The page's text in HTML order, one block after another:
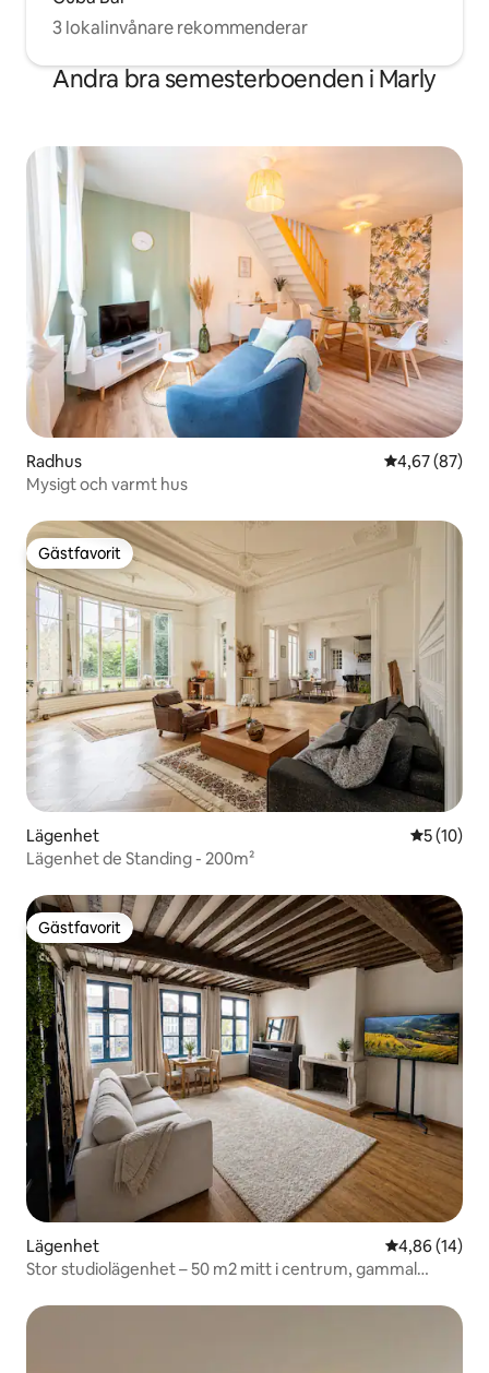
3 lokalinvånare rekommenderar
Andra bra semesterboenden i Marly
Radhus 4,67 av 5 i
4,67 (87)
Mysigt och varmt hus
Gästfavorit
Gästfavorit
Lägenhet 5 av 5 i
5 (10)
Lägenhet de Standing - 200m²
Gästfavorit
Gästfavorit
Lägenhet 4,86 av 5 i
4,86 (14)
Stor studiolägenhet – 50 m2 mitt i centrum, gammal